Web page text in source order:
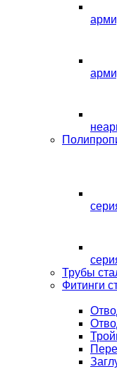
Трубы
Фитинги